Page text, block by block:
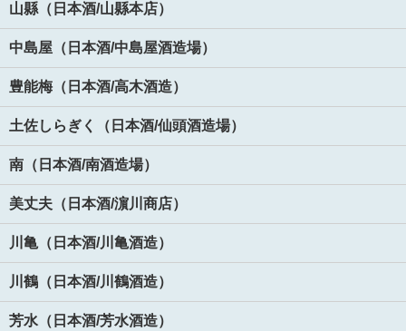
山縣（日本酒/山縣本店）
中島屋（日本酒/中島屋酒造場）
豊能梅（日本酒/高木酒造）
土佐しらぎく（日本酒/仙頭酒造場）
南（日本酒/南酒造場）
美丈夫（日本酒/濵川商店）
川亀（日本酒/川亀酒造）
川鶴（日本酒/川鶴酒造）
芳水（日本酒/芳水酒造）